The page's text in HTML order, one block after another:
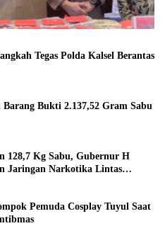
Tegas Polda Kalsel Berantas
Bukti 2.137,52 Gram Sabu
128,7 Kg Sabu, Gubernur H
Jaringan Narkotika Lintas
Pemuda Cosplay Tuyul Saat